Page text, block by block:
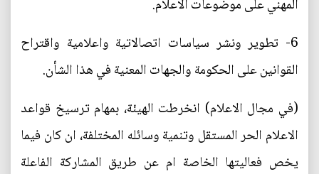
المهني على موضوعات الاعلام.
6- تطوير ونشر سياسات اتصالاتية واعلامية واقتراح
القوانين على الحكومة والجهات المعنية في هذا الشأن.
(في مجال الاعلام) انخرطت الهيئة، بمهام ترسيخ قواعد
الاعلام الحر المستقل وتنمية وسائله المختلفة، ان كان فيما
يخص فعاليتها الخاصة ام عن طريق المشاركة الفاعلة